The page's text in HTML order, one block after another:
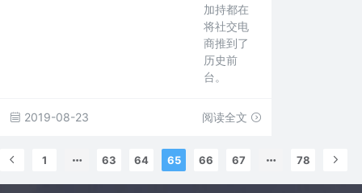
加持都在
将社交电
商推到了
历史前
台。
2019-08-23 阅读全文
1 63 64 65 66 67 78